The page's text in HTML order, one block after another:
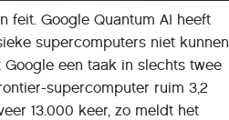
feit. Google Quantum AI heeft
supercomputers niet kunnen
een taak in slechts twee
supercomputer ruim 3,2
13.000 keer, zo meldt het